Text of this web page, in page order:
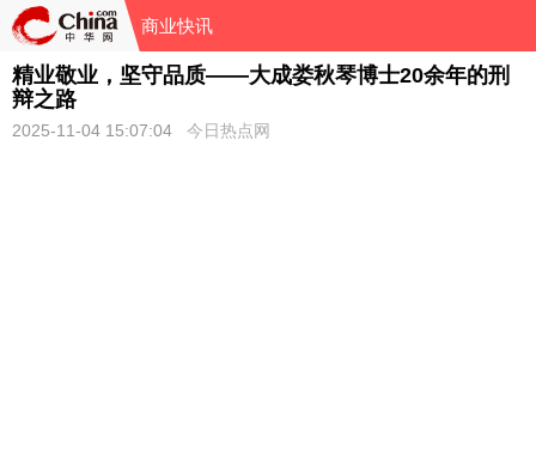
商业快讯
精业敬业，坚守品质——大成娄秋琴博士20余年的刑
辩之路
2025-11-04 15:07:04 今日热点网